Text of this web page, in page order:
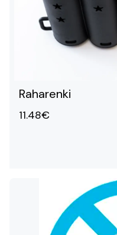
Raharenki
11.48€